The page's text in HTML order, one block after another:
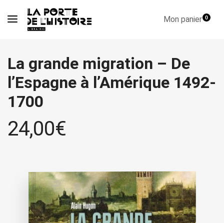
Mon panier0
La grande migration – De
l’Espagne à l’Amérique 1492-
1700
24,00€